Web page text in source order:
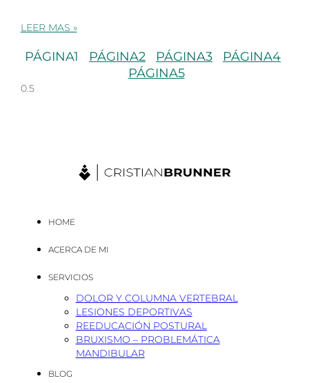
LEER MAS »
PÁGINA1 PÁGINA2 PÁGINA3 PÁGINA4
PÁGINA5
HOME
ACERCA DE MI
SERVICIOS
DOLOR Y COLUMNA VERTEBRAL
LESIONES DEPORTIVAS
REEDUCACIÓN POSTURAL
BRUXISMO – PROBLEMÁTICA
MANDIBULAR
BLOG